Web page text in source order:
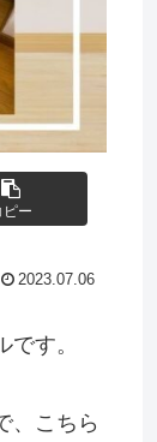
ピー
2023.07.06
す。
、こちら